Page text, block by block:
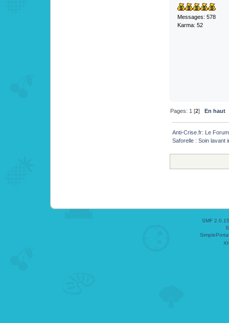
Messages: 578
Karma: 52
Pages: 1 [2] En haut
Anti-Crise.fr: Le Forum
Saforelle : Soin lavant
SMF 2.0.15